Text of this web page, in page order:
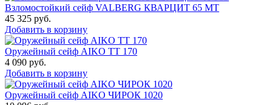
Взломостойкий сейф VALBERG КВАРЦИТ 65 МТ
45 325 руб.
Добавить в корзину
Оружейный сейф AIKO TT 170
4 090 руб.
Добавить в корзину
Оружейный сейф AIKO ЧИРОК 1020